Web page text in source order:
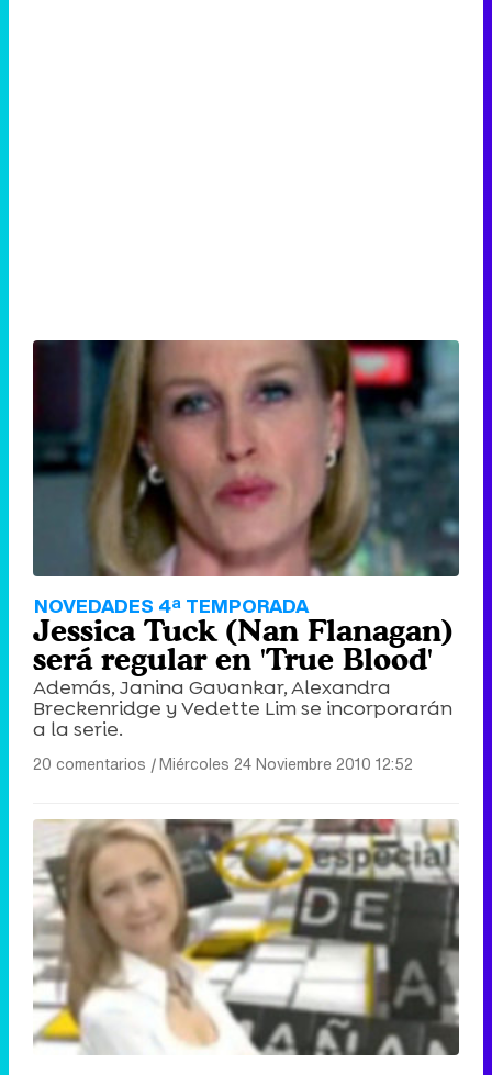
NOVEDADES 4ª TEMPORADA
Jessica Tuck (Nan Flanagan)
será regular en 'True Blood'
Además, Janina Gavankar, Alexandra
Breckenridge y Vedette Lim se incorporarán
a la serie.
20 comentarios |Miércoles 24 Noviembre 2010 12:52